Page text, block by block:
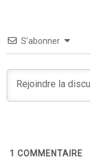
S’abonner
1 COMMENTAIRE